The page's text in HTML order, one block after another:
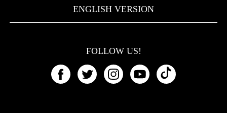
FOLLOW US!
ENGLISH VERSION